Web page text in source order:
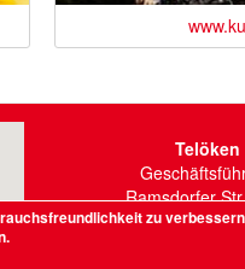
Telöken
Ramsdorfer
Telefon:
zu